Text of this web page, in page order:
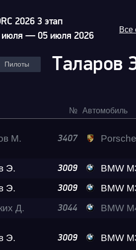
2026 3 этап
июля — 05 июля 2026
Все
Пилоты Таларов
№ Автомобиль
М. 3407 Porsche 911
Э. 3009 BMW M3
Э. 3009
BMW M3
Д.
3044 BMW M4
Э. 3009 BMW M3